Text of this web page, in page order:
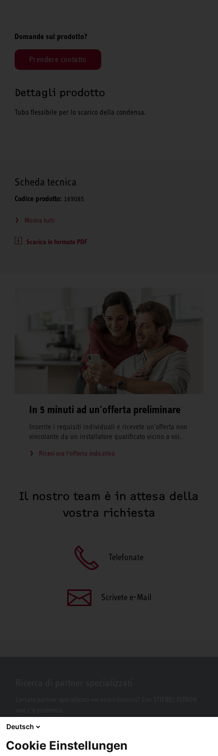
Domande sul prodotto?
Prendere contatto
Dettagli prodotto
Tubo flessibile per lo scarico della condensa.
Scheda tecnica
Codice prodotto: 169085
Mostra tutti
Scarica in formato PDF
In 5 minuti ad un'offerta preliminare
Inserite i requisiti individuali e ricevete un'offerta non
vincolante da un installatore qualificato vicino a voi.
Ricevi ora l‘offerta indicativa
Il nostro team è in attesa della
vostra richiesta
Telefonate
Scrivete e-Mail
Deutsch
Cookie Einstellungen